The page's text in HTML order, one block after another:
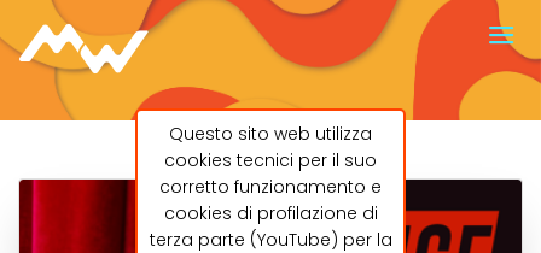
Questo sito web utilizza
cookies tecnici per il suo
corretto funzionamento e
cookies di profilazione di
terza parte (YouTube) per la